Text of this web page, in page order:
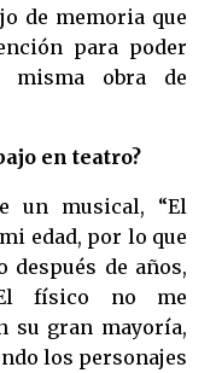
de memoria que
para poder
misma obra de
en teatro?
un musical, “El
edad, por lo que
de años,
físico no me
su gran mayoría,
los personajes